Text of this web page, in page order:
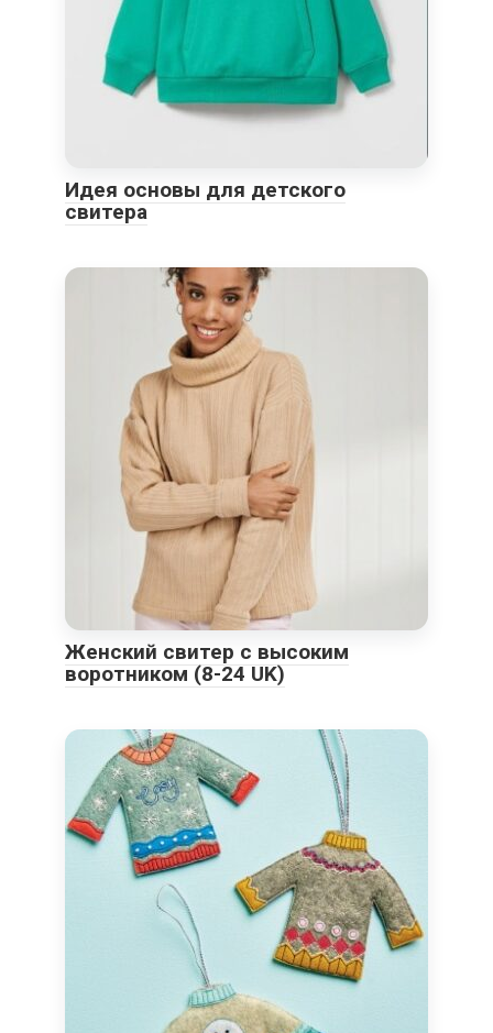
Идея основы для детского
свитера
Женский свитер с высоким
воротником (8-24 UK)